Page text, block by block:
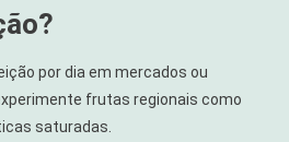
por dia em mercados ou
frutas regionais como
saturadas.